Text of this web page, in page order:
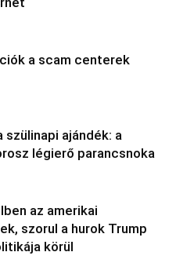
a scam centerek
szülinapi ajándék: a
légierő parancsnoka
az amerikai
szorul a hurok Trump
körül